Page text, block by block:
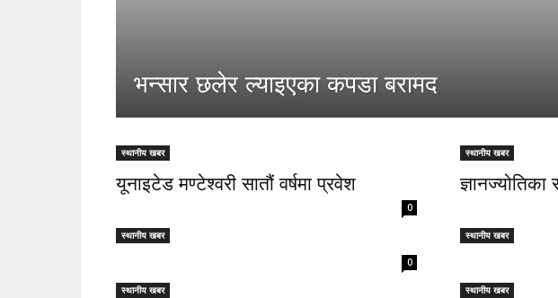
भन्सार छलेर ल्याइएका कपडा बरामद
स्थानीय खबर
यूनाइटेड मण्टेश्वरी सातौं वर्षमा प्रवेश
0
स्थानीय खबर
स्थानीय खबर
0
स्थानीय खबर
स्थानीय खबर स्थानीय खबर